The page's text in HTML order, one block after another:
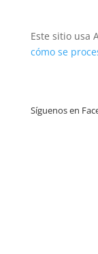
Este sitio usa
cómo se
Síguenos en